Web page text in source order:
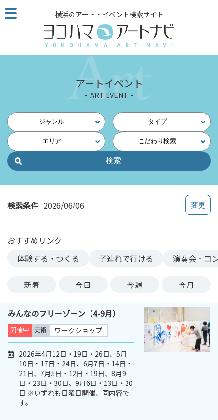
こ
の
ジ
読
他
ペ
の
横浜のアート・イベント検索サイト
アートイベント
ART EVENT
ジャンル タイプ
エリア こだわり検索
検索条件 2026/06/06
おすすめリンク
体験する・つくる
子連れで行ける 演奏会・コ
新着 今日 今週 今月
みんなのフリーゾーン（4-9月）
開催中 美術 ワークショップ
2026年4月12日・19日・26日、5月
10日・17日・24日、6月7日・14日・
21日、7月5日・12日・19日、8月9
日・23日・30日、9月6日・13日・20
日 ※いずれも日曜日開催、同内容で
す。